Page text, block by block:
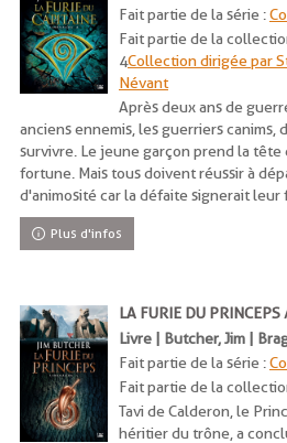
Fait partie de la série :
Fait partie de la
4Collection dirigée par
Névant
Après deux ans de
anciens ennemis, les guerriers canims,
survivre. Le jeune garçon prend la
fortune. Mais tous doivent réussir à
d'animosité car la défaite signerait leur
Plus d'infos
LA FURIE DU PRINCEPS
Livre | Butcher, Jim |
Fait partie de la série :
Fait partie de la
Tavi de Calderon, le
héritier du trône, a